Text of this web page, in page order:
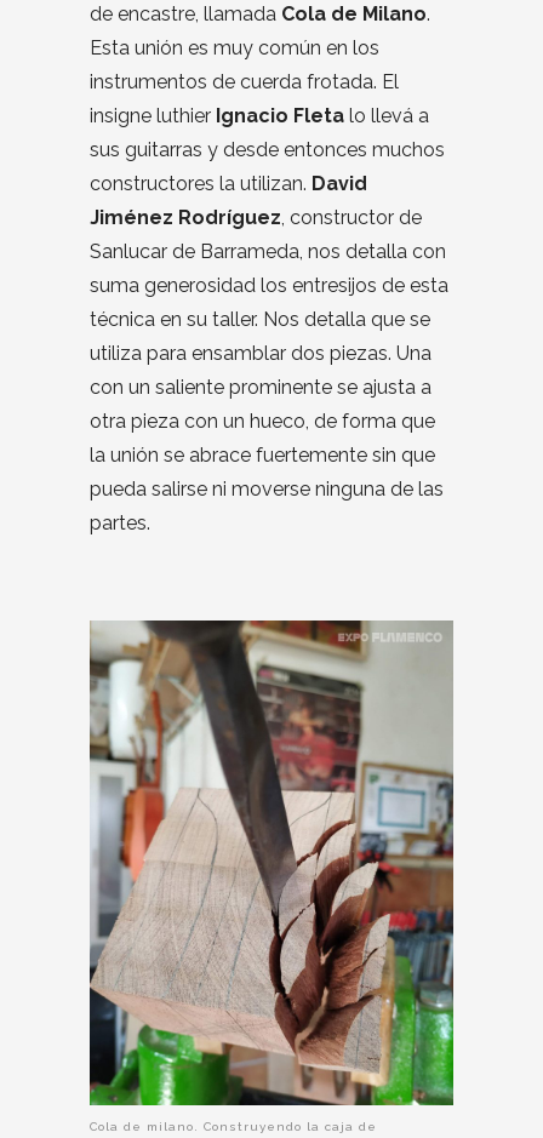
de encastre, llamada Cola de Milano.
Esta unión es muy común en los
instrumentos de cuerda frotada. El
insigne luthier Ignacio Fleta lo llevá a
sus guitarras y desde entonces muchos
constructores la utilizan. David
Jiménez Rodríguez , constructor de
Sanlucar de Barrameda, nos detalla con
suma generosidad los entresijos de esta
técnica en su taller. Nos detalla que se
utiliza para ensamblar dos piezas. Una
con un saliente prominente se ajusta a
otra pieza con un hueco, de forma que
la unión se abrace fuertemente sin que
pueda salirse ni moverse ninguna de las
partes.
Cola de milano. Construyendo la caja de